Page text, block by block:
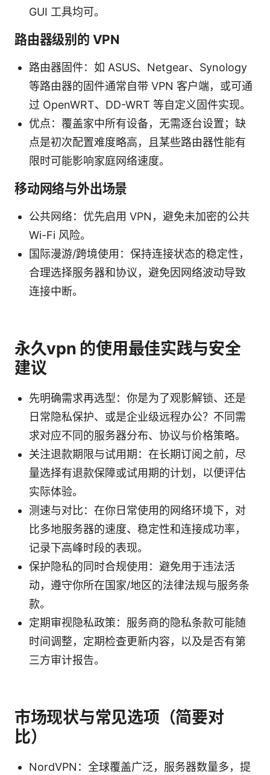
GUI 工具均可。
路由器级别的 VPN
路由器固件：如 ASUS、Netgear、Synology
等路由器的固件通常自带 VPN 客户端，或可通
过 OpenWRT、DD-WRT 等自定义固件实现。
优点：覆盖家中所有设备，无需逐台设置；缺
点是初次配置难度略高，且某些路由器性能有
限时可能影响家庭网络速度。
移动网络与外出场景
公共网络：优先启用 VPN，避免未加密的公共
Wi-Fi 风险。
国际漫游/跨境使用：保持连接状态的稳定性，
合理选择服务器和协议，避免因网络波动导致
连接中断。
永久vpn 的使用最佳实践与安全
建议
先明确需求再选型：你是为了观影解锁、还是
日常隐私保护、或是企业级远程办公？不同需
求对应不同的服务器分布、协议与价格策略。
关注退款期限与试用期：在长期订阅之前，尽
量选择有退款保障或试用期的计划，以便评估
实际体验。
测速与对比：在你日常使用的网络环境下，对
比多地服务器的速度、稳定性和连接成功率，
记录下高峰时段的表现。
保护隐私的同时合规使用：避免用于违法活
动，遵守你所在国家/地区的法律法规与服务条
款。
定期审视隐私政策：服务商的隐私条款可能随
时间调整，定期检查更新内容，以及是否有第
三方审计报告。
市场现状与常见选项（简要对
比）
NordVPN：全球覆盖广泛，服务器数量多，提